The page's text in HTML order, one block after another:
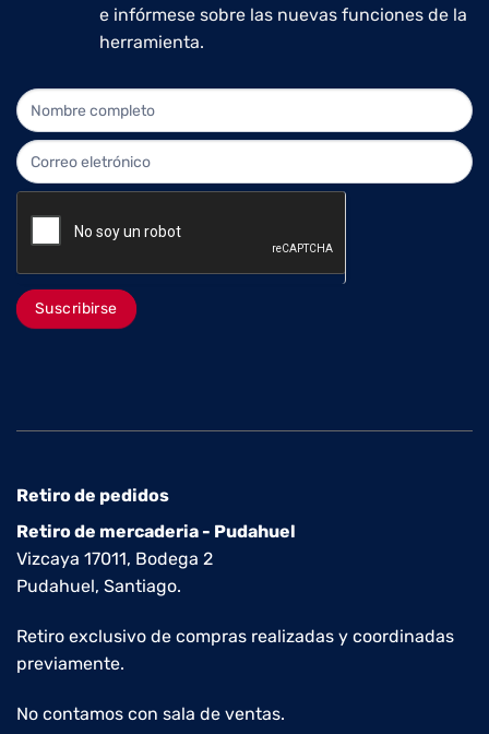
e infórmese sobre las nuevas funciones de la
herramienta.
NEWLETTER
Suscribirse
Retiro de pedidos
Retiro de mercaderia - Pudahuel
Vizcaya 17011, Bodega 2
Pudahuel, Santiago.
Retiro exclusivo de compras realizadas y coordinadas
previamente.
No contamos con sala de ventas.